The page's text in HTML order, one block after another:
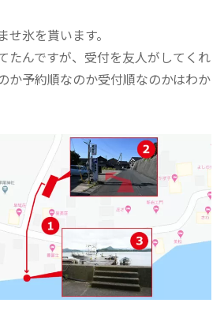
氷を貰います。
たんですが、受付を友人がしてくれ
か予約順なのか受付順なのかはわか